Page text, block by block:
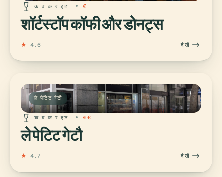
क व क ब इट €
शॉर्टस्टॉप कॉफी और डोनट्स
★ 4.6 देखें
ले पेटिट गेटौ
क व क ब इट €€
ले पेटिट गेटौ
★ 4.7 देखें